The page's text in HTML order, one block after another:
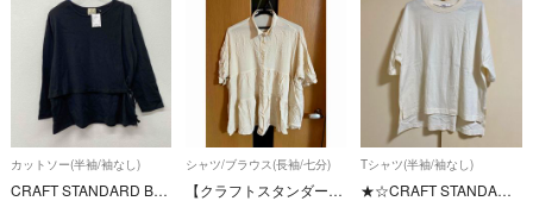
カットソー(半袖/袖なし)
CRAFT STANDARD BOUTIQUE レイヤード針抜きカットプルオーバー ブラック き56
シャツ/ブラウス(長袖/七分)
【クラフトスタンダードブティック】ティアード チュニックシャツ アイボリー F
Tシャツ(半袖/袖なし)
★☆CRAFT STANDARD BOUTIQUE☆ムジショートスリーブTEE